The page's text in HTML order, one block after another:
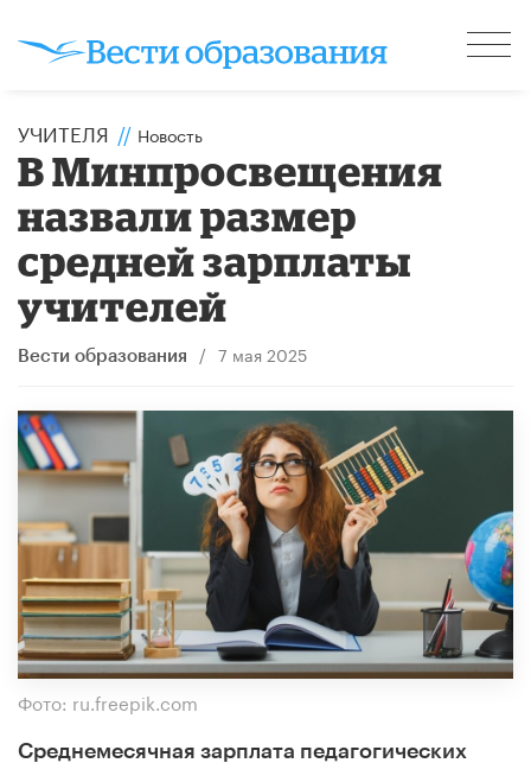
УЧИТЕЛЯ // Новость
В Минпросвещения
назвали размер
средней зарплаты
учителей
Вести образования / 7 мая 2025
Фото: ru.freepik.com
Среднемесячная зарплата педагогических